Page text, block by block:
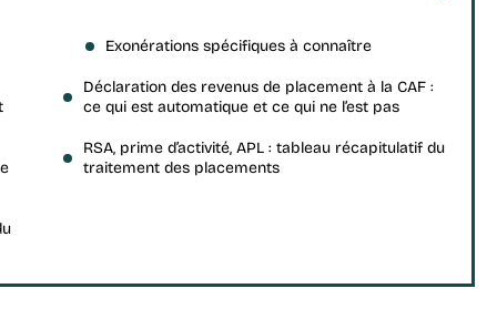
Exonérations spécifiques à connaître
Déclaration des revenus de placement à la CAF :
ce qui est automatique et ce qui ne l’est pas
RSA, prime d’activité, APL : tableau récapitulatif du
traitement des placements